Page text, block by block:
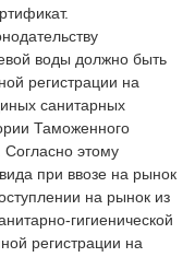
воды должно быть
регистрации на
санитарных
Тамoженного
этому
при ввозе на рынок
на рынок из
гигиенической
регистрации на